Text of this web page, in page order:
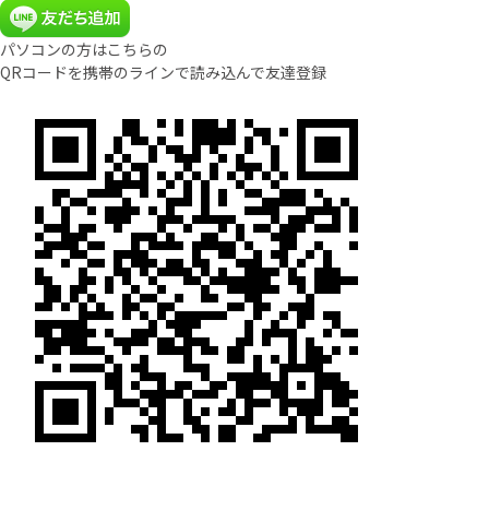
パソコンの方はこちらの
QRコードを携帯のラインで読み込んで友達登録